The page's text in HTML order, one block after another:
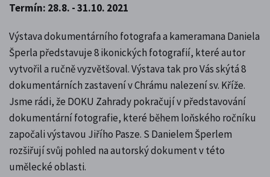
Termín: 28.8. - 31.10. 2021
Výstava dokumentárního fotografa a kameramana Daniela
Šperla představuje 8 ikonických fotografií, které autor
vytvořil a ručně vyzvětšoval. Výstava tak pro Vás skýtá 8
dokumentárních zastavení v Chrámu nalezení sv. Kříže.
Jsme rádi, že DOKU Zahrady pokračují v představování
dokumentární fotografie, které během loňského ročníku
započali výstavou Jiřího Pasze. S Danielem Šperlem
rozšiřují svůj pohled na autorský dokument v této
umělecké oblasti.